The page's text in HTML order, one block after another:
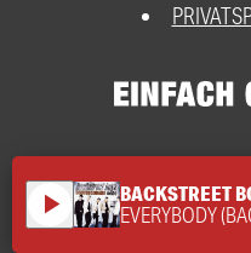
play_arrow BACKSTREET
EVERYBODY